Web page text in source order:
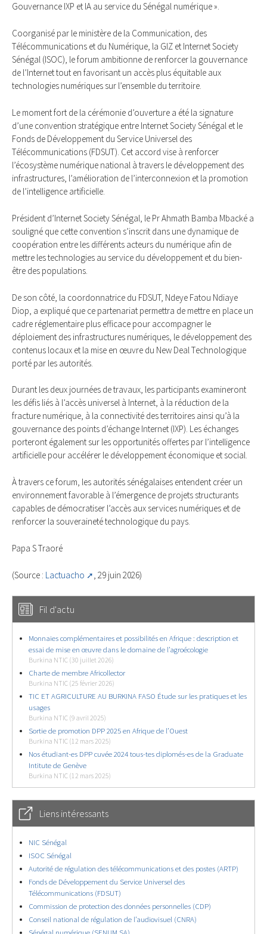
Gouvernance IXP et IA au service du Sénégal numérique ».
Coorganisé par le ministère de la Communication, des
Télécommunications et du Numérique, la GIZ et Internet Society
Sénégal (ISOC), le forum ambitionne de renforcer la gouvernance
de l’Internet tout en favorisant un accès plus équitable aux
technologies numériques sur l’ensemble du territoire.
Le moment fort de la cérémonie d’ouverture a été la signature
d’une convention stratégique entre Internet Society Sénégal et le
Fonds de Développement du Service Universel des
Télécommunications (FDSUT). Cet accord vise à renforcer
l’écosystème numérique national à travers le développement des
infrastructures, l’amélioration de l’interconnexion et la promotion
de l’intelligence artificielle.
Président d’Internet Society Sénégal, le Pr Ahmath Bamba Mbacké a
souligné que cette convention s’inscrit dans une dynamique de
coopération entre les différents acteurs du numérique afin de
mettre les technologies au service du développement et du bien-
être des populations.
De son côté, la coordonnatrice du FDSUT, Ndeye Fatou Ndiaye
Diop, a expliqué que ce partenariat permettra de mettre en place un
cadre réglementaire plus efficace pour accompagner le
déploiement des infrastructures numériques, le développement des
contenus locaux et la mise en œuvre du New Deal Technologique
porté par les autorités.
Durant les deux journées de travaux, les participants examineront
les défis liés à l’accès universel à Internet, à la réduction de la
fracture numérique, à la connectivité des territoires ainsi qu’à la
gouvernance des points d’échange Internet (IXP). Les échanges
porteront également sur les opportunités offertes par l’intelligence
artificielle pour accélérer le développement économique et social.
À travers ce forum, les autorités sénégalaises entendent créer un
environnement favorable à l’émergence de projets structurants
capables de démocratiser l’accès aux services numériques et de
renforcer la souveraineté technologique du pays.
Papa S Traoré
(Source : Lactuacho , 29 juin 2026)
Fil d'actu
Monnaies complémentaires et possibilités en Afrique : description et
essai de mise en œuvre dans le domaine de l’agroécologie
Burkina NTIC (30 juillet 2026)
Charte de membre Africollector
Burkina NTIC (25 février 2026)
TIC ET AGRICULTURE AU BURKINA FASO Étude sur les pratiques et les
usages
Burkina NTIC (9 avril 2025)
Sortie de promotion DPP 2025 en Afrique de l’Ouest
Burkina NTIC (12 mars 2025)
Nos étudiant-es DPP cuvée 2024 tous-tes diplomés-es de la Graduate
Intitute de Genève
Burkina NTIC (12 mars 2025)
Liens intéressants
NIC Sénégal
ISOC Sénégal
Autorité de régulation des télécommunications et des postes (ARTP)
Fonds de Développement du Service Universel des
Télécommunications (FDSUT)
Commission de protection des données personnelles (CDP)
Conseil national de régulation de l’audiovisuel (CNRA)